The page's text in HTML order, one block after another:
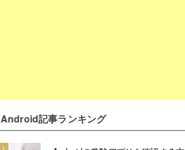
Android記事ランキング
1